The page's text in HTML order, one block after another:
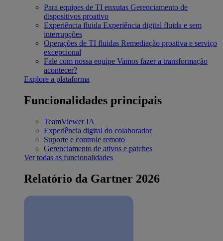
Para equipes de TI enxutas Gerenciamento de
dispositivos proativo
Experiência fluida Experiência digital fluida e sem
interrupções
Operações de TI fluidas Remediação proativa e serviço
excepcional
Fale com nossa equipe Vamos fazer a transformação
acontecer?
Explore a plataforma
Funcionalidades principais
TeamViewer IA
Experiência digital do colaborador
Suporte e controle remoto
Gerenciamento de ativos e patches
Ver todas as funcionalidades
Relatório da Gartner 2026